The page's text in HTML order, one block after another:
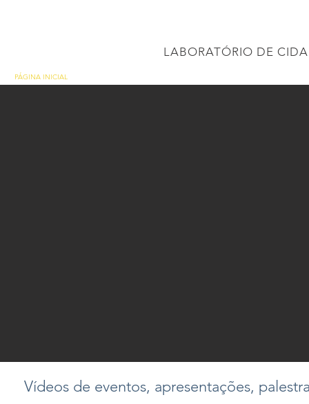
PÁGINA INICIAL
LABORATÓRIO DE
Vídeos de eventos, apresentações,